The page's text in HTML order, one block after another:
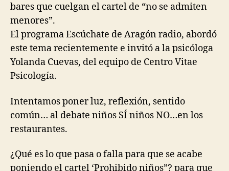
bares que cuelgan el cartel de “no se admiten
menores”.
El programa Escúchate de Aragón radio, abordó
este tema recientemente e invitó a la psicóloga
Yolanda Cuevas, del equipo de Centro Vitae
Psicología.
Intentamos poner luz, reflexión, sentido
común… al debate niños SÍ niños NO…en los
restaurantes.
¿Qué es lo que pasa o falla para que se acabe
poniendo el cartel ‘Prohibido niños”? para que